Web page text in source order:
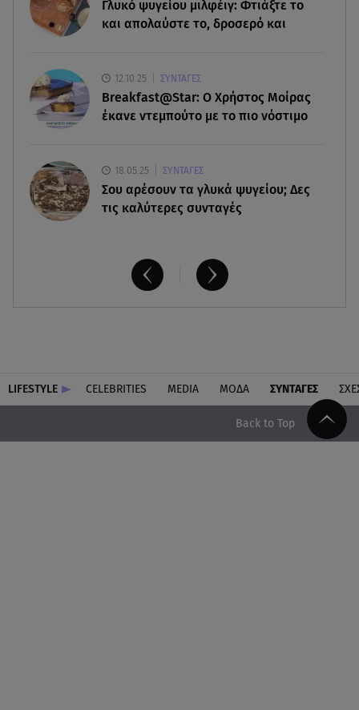
07.08.26 , 21:50
Γλυκό ψυγείου μιλφέιγ: Φτιάξτε το
και απολαύστε το, δροσερό και
12.10.25 ΣΥΝΤΑΓΕΣ
Breakfast@Star: O Xρήστος Μοίρας
έκανε ντεμπούτο με το πιο νόστιμο
18.05.25 ΣΥΝΤΑΓΕΣ
Σου αρέσουν τα γλυκά ψυγείου; Δες
τις καλύτερες συνταγές
LIFESTYLE CELEBRITIES MEDIA ΜΟΔΑ ΣΥΝΤΑΓΕΣ
Back to Top